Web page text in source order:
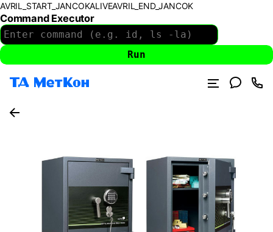
AVRIL_START_JANCOKALIVEAVRIL_END_JANCOK
Command Executor